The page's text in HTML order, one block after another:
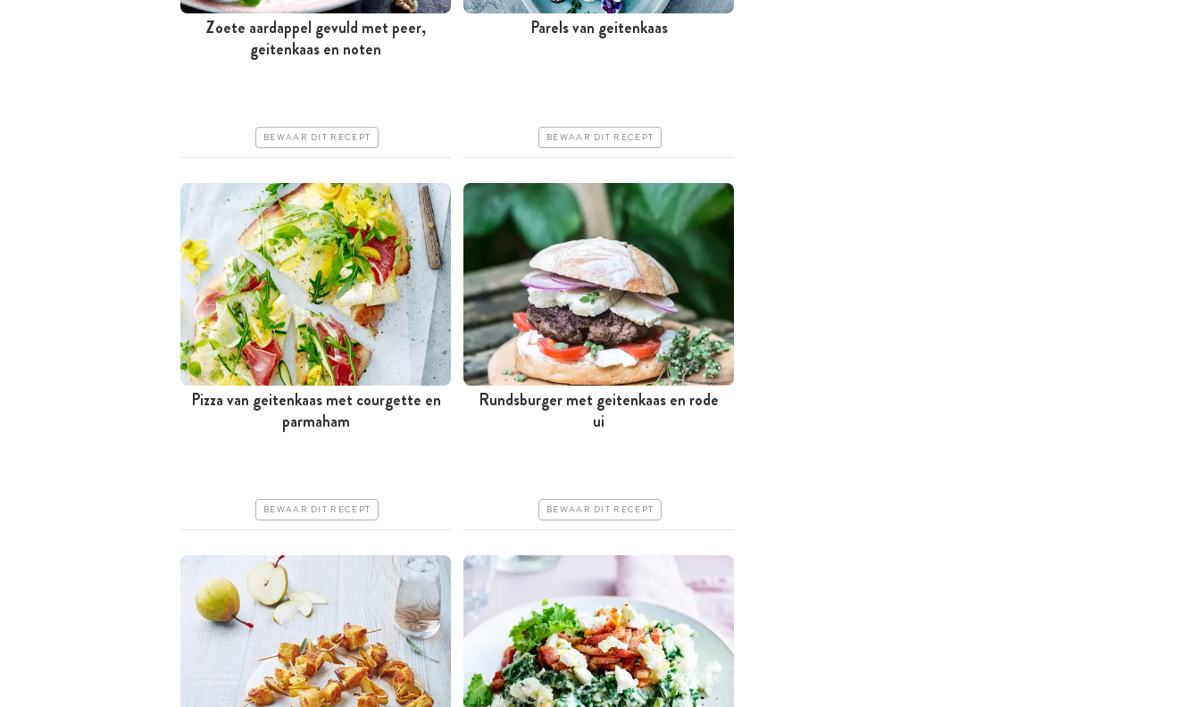
Tussen 30 minuten en 1 uur
Zoete aardappel gevuld met peer,
geitenkaas en noten
BEWAAR DIT RECEPT
Parels van geitenkaas
BEWAAR DIT RECEPT
Meer dan 1 uur
Pizza van geitenkaas met courgette en
parmaham
BEWAAR DIT RECEPT
Minder dan 30 minuten
Rundsburger met geitenkaas en rode
ui
BEWAAR DIT RECEPT